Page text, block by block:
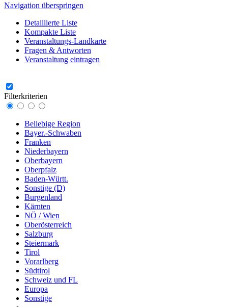
Navigation überspringen
Detaillierte Liste
Kompakte Liste
Veranstaltungs-Landkarte
Fragen & Antworten
Veranstaltung eintragen
Filterkriterien
Beliebige Region
Bayer.-Schwaben
Franken
Niederbayern
Oberbayern
Oberpfalz
Baden-Württ.
Sonstige (D)
Burgenland
Kärnten
NÖ / Wien
Oberösterreich
Salzburg
Steiermark
Tirol
Vorarlberg
Südtirol
Schweiz und FL
Europa
Sonstige